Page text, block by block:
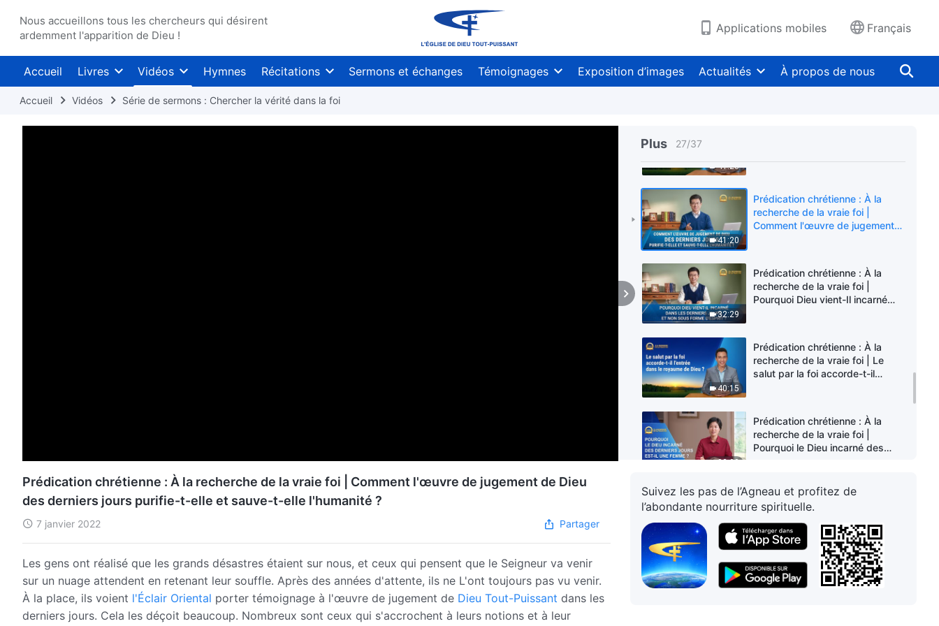
Nous accueillons tous les chercheurs qui désirent
ardemment l'apparition de Dieu !
Applications mobiles Français
Accueil Livres Vidéos Hymnes Récitations Sermons et échanges Témoignages Exposition d’images Actualités À propos de nous
Accueil Vidéos Série de sermons : Chercher la vérité dans la foi
Plus 27/37
recherche de la vraie foi | Quand
le Sauveur reviendra,
S'appellera-t-Il toujours Jésus ?
41:23
accueillir le Seigneur qu'en
41:20
Prédication chrétienne : À la
recherche de la vraie foi |
Comment l'œuvre de jugement
32:29
Prédication chrétienne : À la
recherche de la vraie foi |
Pourquoi Dieu vient-Il incarné
40:15
Prédication chrétienne : À la
recherche de la vraie foi | Le
salut par la foi accorde-t-il
32:00
Prédication chrétienne : À la
recherche de la vraie foi |
Pourquoi le Dieu incarné des
36:53
Prédication chrétienne : À la
recherche de la vraie foi | Qui
peut sauver l'humanité et
révolutionner notre destin ?
Prédication chrétienne : À la
recherche de la vraie foi | Le
Prédication chrétienne : À la recherche de la vraie foi | Comment l'œuvre de jugement de Dieu
des derniers jours purifie-t-elle et sauve-t-elle l'humanité ?
7 janvier 2022 Partager
Les gens ont réalisé que les grands désastres étaient sur nous, et ceux qui pensent que le Seigneur va venir
sur un nuage attendent en retenant leur souffle. Après des années d'attente, ils ne L'ont toujours pas vu venir.
À la place, ils voient l'Éclair Oriental porter témoignage à l'œuvre de jugement de Dieu Tout-Puissant dans les
derniers jours. Cela les déçoit beaucoup. Nombreux sont ceux qui s'accrochent à leurs notions et à leur
Suivez les pas de l’Agneau et profitez de
l’abondante nourriture spirituelle.